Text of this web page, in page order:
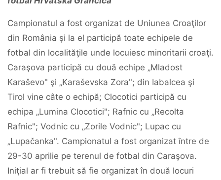
Campionatul a fost organizat de Uniunea Croaţilor
din România şi la el participă toate echipele de
fotbal din localităţile unde locuiesc minoritarii croaţi.
Caraşova participă cu două echipe „Mladost
Karaševo" şi „Karaševska Zora"; din Iabalcea şi
Tirol vine câte o echipă; Clocotici participă cu
echipa „Lumina Clocotici"; Rafnic cu „Recolta
Rafnic"; Vodnic cu „Zorile Vodnic"; Lupac cu
„Lupačanka". Campionatul a fost organizat între de
29-30 aprilie pe terenul de fotbal din Caraşova.
Iniţial ar fi trebuit să fie organizat în două locuri